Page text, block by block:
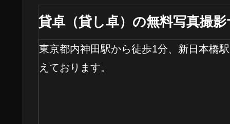
貸卓（貸し卓）の無料写真撮
東京都内神田駅から徒歩1分、新日本橋
えております。